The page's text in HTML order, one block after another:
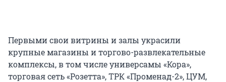
Первыми свои витрины и залы украсили
крупные магазины и торгово-развлекательные
комплексы, в том числе универсамы «Кора»,
торговая сеть «Розетта», ТРК «Променад-2», ЦУМ,